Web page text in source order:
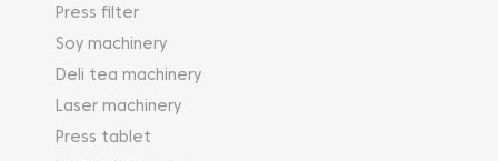
Press filter
Soy machinery
Deli tea machinery
Laser machinery
Press tablet